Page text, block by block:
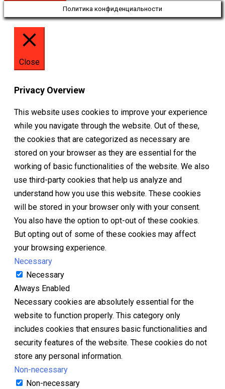
Политика конфиденциальности
Close
Privacy Overview
This website uses cookies to improve your experience
while you navigate through the website. Out of these,
the cookies that are categorized as necessary are
stored on your browser as they are essential for the
working of basic functionalities of the website. We also
use third-party cookies that help us analyze and
understand how you use this website. These cookies
will be stored in your browser only with your consent.
You also have the option to opt-out of these cookies.
But opting out of some of these cookies may affect
your browsing experience.
Necessary
Necessary
Always Enabled
Necessary cookies are absolutely essential for the
website to function properly. This category only
includes cookies that ensures basic functionalities and
security features of the website. These cookies do not
store any personal information.
Non-necessary
Non-necessary